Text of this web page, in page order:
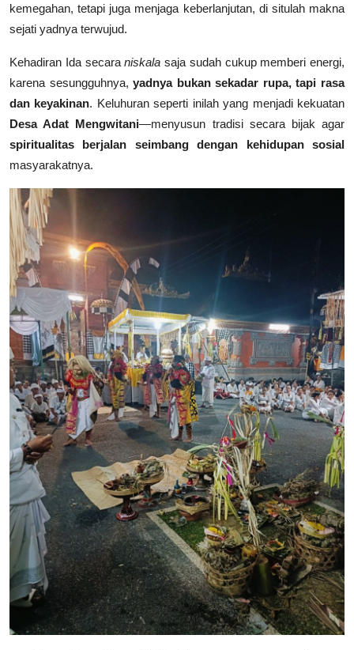
kemegahan, tetapi juga menjaga keberlanjutan, di situlah makna
sejati yadnya terwujud.
Kehadiran Ida secaraniskala saja sudah cukup memberi energi,
karena sesungguhnya,yadnya bukan sekadar rupa, tapi rasa
dan keyakinan. Keluhuran seperti inilah yang menjadi kekuatan
Desa Adat Mengwitani—menyusun tradisi secara bijak agar
spiritualitas berjalan seimbang dengan kehidupan sosial
masyarakatnya.